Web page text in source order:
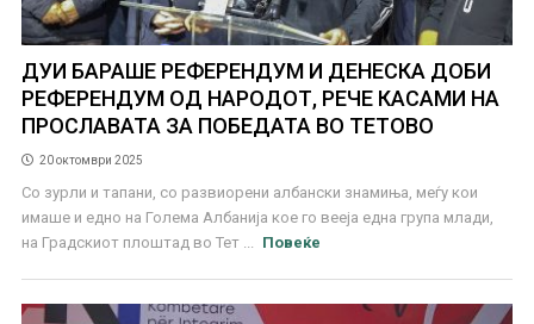
ДУИ БАРАШЕ РЕФЕРЕНДУМ И ДЕНЕСКА ДОБИ
РЕФЕРЕНДУМ ОД НАРОДОТ, РЕЧЕ КАСАМИ НА
ПРОСЛАВАТА ЗА ПОБЕДАТА ВО ТЕТОВО
20 октомври 2025
Со зурли и тапани, со развиорени албански знамиња, меѓу кои
имаше и едно на Голема Албанија кое го вееја една група млади,
на Градскиот плоштад во Тет ...
Повеќе